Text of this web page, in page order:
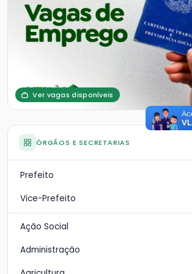
Ver vagas disponíveis
ÓRGÃOS E SECRETARIAS
Prefeito
Vice-Prefeito
Ação Social
Administração